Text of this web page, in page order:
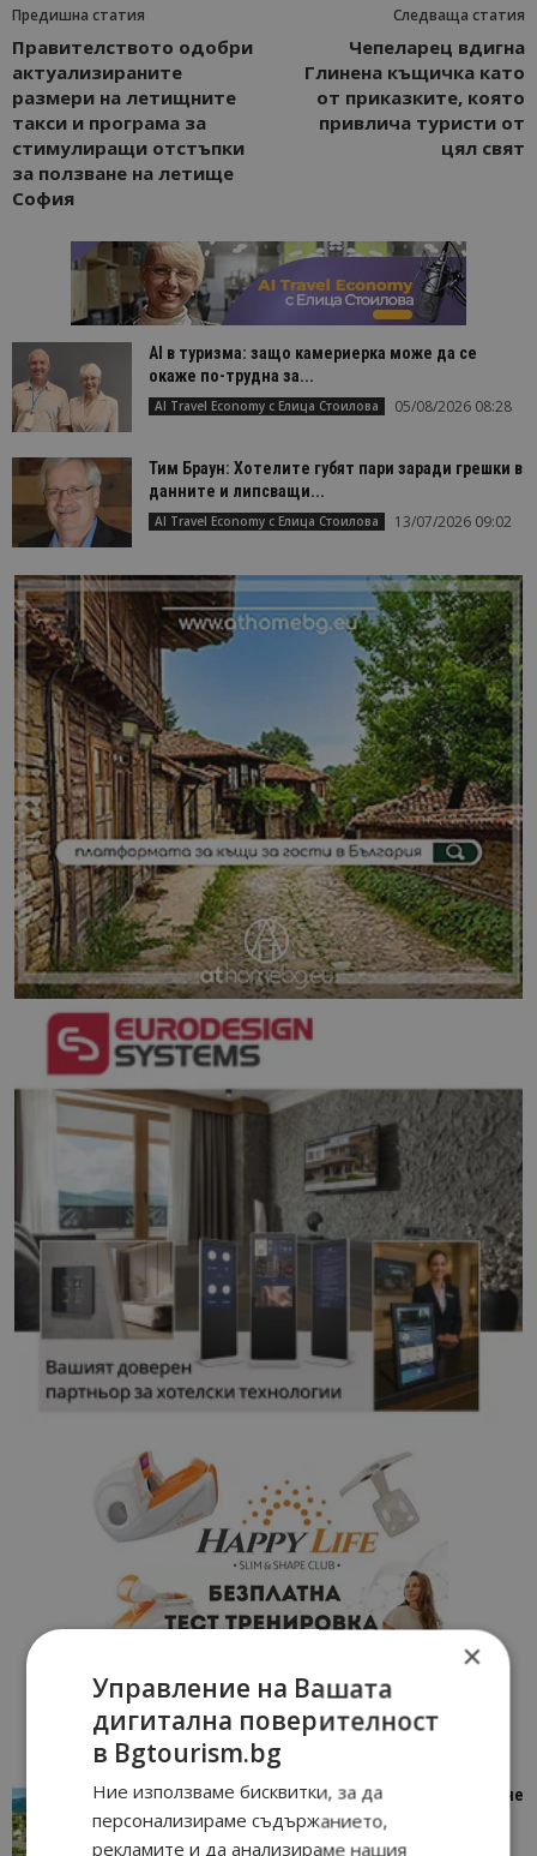
Предишна статия
Правителството одобри
актуализираните
размери на летищните
такси и програма за
стимулиращи отстъпки
за ползване на летище
София
Следваща статия
Чепеларец вдигна
Глинена къщичка като
от приказките, която
привлича туристи от
цял свят
AI в туризма: защо камериерка може да се
окаже по-трудна за...
AI Travel Economy с Елица Стоилова 05/08/2026 08:28
Тим Браун: Хотелите губят пари заради грешки в
данните и липсващи...
AI Travel Economy с Елица Стоилова 13/07/2026 09:02
“Пощенска картичка от…”: Петрич – Изживяване
отвъд очакваното
Петрич 11/07/2026 11:22
×
Управление на Вашата
дигитална поверителност
в Bgtourism.bg
Ние използваме бисквитки, за да
персонализираме съдържанието,
рекламите и да анализираме нашия